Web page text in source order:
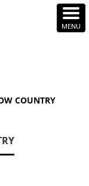
COUNTRY